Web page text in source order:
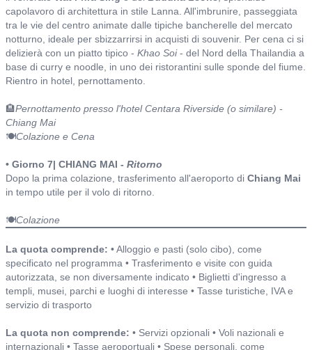
capolavoro di architettura in stile Lanna. All'imbrunire, passeggiata
tra le vie del centro animate dalle tipiche bancherelle del mercato
notturno, ideale per sbizzarrirsi in acquisti di souvenir. Per cena ci si
delizierà con un piatto tipico - Khao Soi- del Nord della Thailandia a
base di curry e noodle, in uno dei ristorantini sulle sponde del fiume.
Rientro in hotel, pernottamento.
🏨Pernottamento presso l'hotel Centara Riverside (o similare) -
Chiang Mai
🍽️Colazione e Cena
• Giorno 7| CHIANG MAI - Ritorno
Dopo la prima colazione, trasferimento all'aeroporto di Chiang Mai
in tempo utile per il volo di ritorno.
🍽️Colazione
La quota comprende: • Alloggio e pasti (solo cibo), come
specificato nel programma • Trasferimento e visite con guida
autorizzata, se non diversamente indicato • Biglietti d'ingresso a
templi, musei, parchi e luoghi di interesse • Tasse turistiche, IVA e
servizio di trasporto
La quota non comprende: • Servizi opzionali • Voli nazionali e
internazionali • Tasse aeroportuali • Spese personali, come